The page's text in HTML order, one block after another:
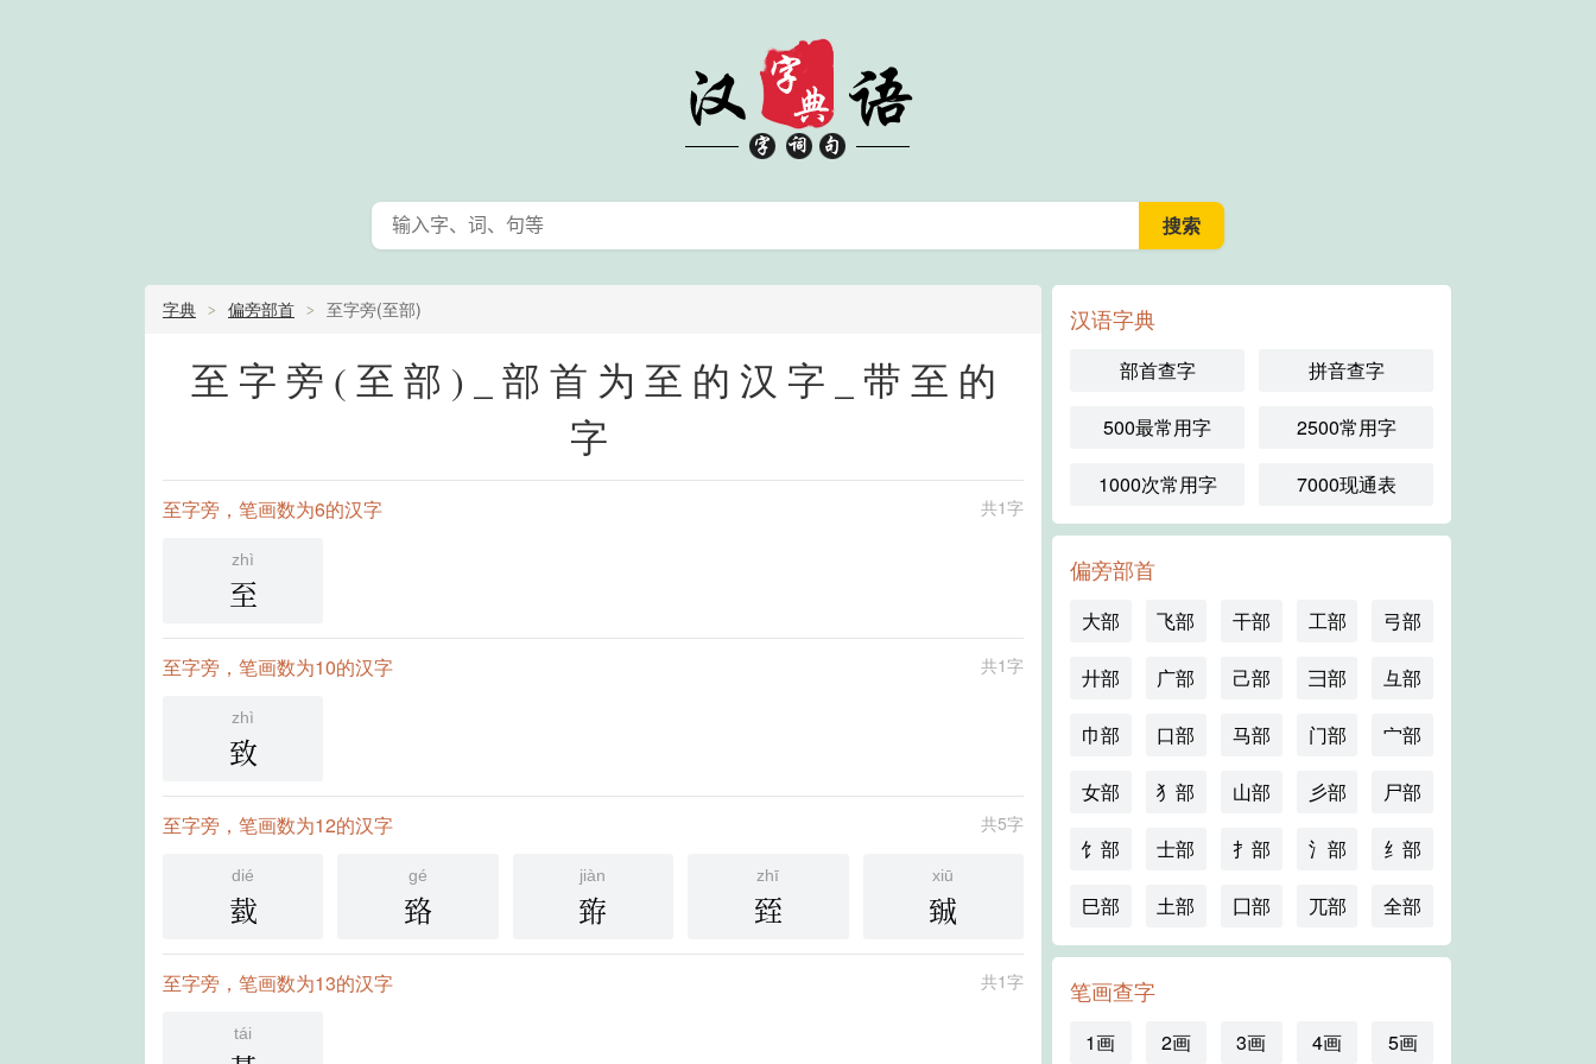
字典 偏旁部首 至字旁(至部)
至字旁(至部)_部首为至的汉字_带至的
字
共1字
至字旁，笔画数为6的汉字
zhì
至
共1字
至字旁，笔画数为10的汉字
zhì
致
共5字
至字旁，笔画数为12的汉字
dié
臷
gé
臵
jiàn
臶
zhī
臸
xiū
臹
共1字
至字旁，笔画数为13的汉字
tái
汉语字典
部首查字 拼音查字
500最常用字 2500常用字
1000次常用字 7000现通表
偏旁部首
大部 飞部 干部 工部 弓部
廾部 广部 己部 彐部 彑部
巾部 口部 马部 门部 宀部
女部 犭部 山部 彡部 尸部
饣部 士部 扌部 氵部 纟部
巳部 土部 囗部 兀部 全部
笔画查字
1画 2画 3画 4画 5画